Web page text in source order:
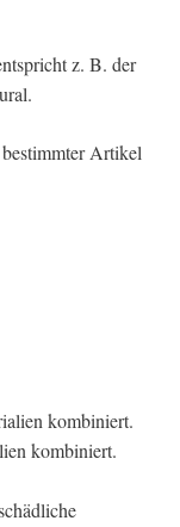
z. B. der
Artikel
kombiniert.
kombiniert.